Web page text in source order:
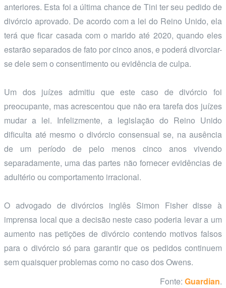
anteriores. Esta foi a última chance de Tini ter seu pedido de
divórcio aprovado. De acordo com a lei do Reino Unido, ela
terá que ficar casada com o marido até 2020, quando eles
estarão separados de fato por cinco anos, e poderá divorciar-
se dele sem o consentimento ou evidência de culpa.
Um dos juízes admitiu que este caso de divórcio foi
preocupante, mas acrescentou que não era tarefa dos juízes
mudar a lei. Infelizmente, a legislação do Reino Unido
dificulta até mesmo o divórcio consensual se, na ausência
de um período de pelo menos cinco anos vivendo
separadamente, uma das partes não fornecer evidências de
adultério ou comportamento irracional.
O advogado de divórcios inglês Simon Fisher disse à
imprensa local que a decisão neste caso poderia levar a um
aumento nas petições de divórcio contendo motivos falsos
para o divórcio só para garantir que os pedidos continuem
sem quaisquer problemas como no caso dos Owens.
Fonte: Guardian.